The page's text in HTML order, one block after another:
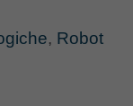
, Robot